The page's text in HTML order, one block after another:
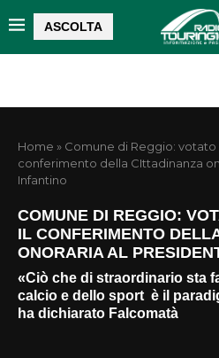
ASCOLTA
Home » Comune di Reggio: votato
conferimento della CIttadinanza
Infantino
COMUNE DI REGGIO:
IL CONFERIMENTO
ONORARIA AL
«Ciò che di straordinario sta
calcio e dello sport è il
ha dichiarato Falcomatà